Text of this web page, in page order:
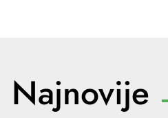
Najnovije